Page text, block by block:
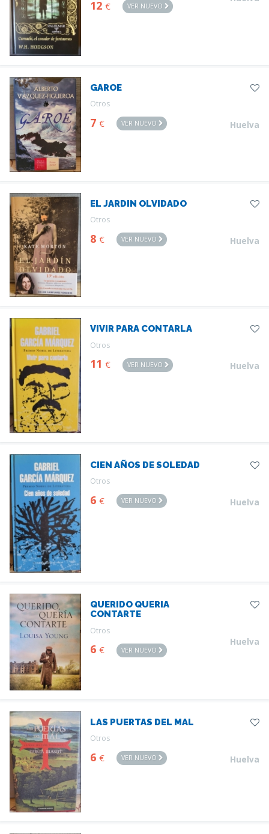
12 € VER NUEVO
GAROE
Otros
7 € VER NUEVO Huelva
EL JARDIN OLVIDADO
Otros
8 € VER NUEVO Huelva
VIVIR PARA CONTARLA
Otros
11 € VER NUEVO Huelva
CIEN AÑOS DE SOLEDAD
Otros
6 € VER NUEVO Huelva
QUERIDO QUERIA
CONTARTE
Otros
6 € VER NUEVO
Huelva
LAS PUERTAS DEL MAL
Otros
6 € VER NUEVO Huelva